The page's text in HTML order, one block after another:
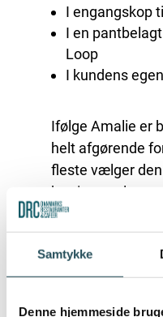
Samtykke
Denne hjemmeside
I engangskop
I en
Loop
I kundens
Ifølge Amalie er
helt afgørende
fleste vælger
hurtigst og
at mange er
bliver udskudt: